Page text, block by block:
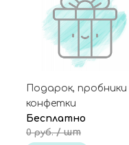
Подарок, пробники
конфетки
Бесплатно
0 руб./ шт